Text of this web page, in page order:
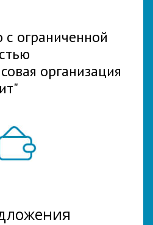
ограниченной
организация